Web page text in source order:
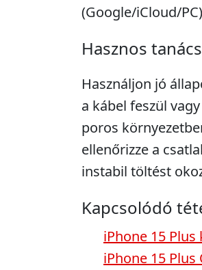
(Google/iCloud/
Hasznos
Használjon jó
a kábel feszül
poros
ellenőrizze a
instabil töltést
Kapcsolódó
iPhone 15 Plus
iPhone 15